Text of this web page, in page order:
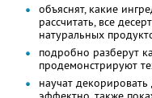
объяснят, какие
рассчитать, все
натуральных
подробно разберут
продемонстрируют
научат